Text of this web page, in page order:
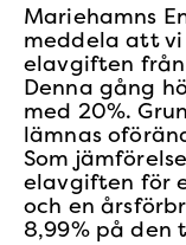
Mariehamns
meddela att
elavgiften från
Denna gång
med 20%.
lämnas
Som
elavgiften för
och en
8,99% på den